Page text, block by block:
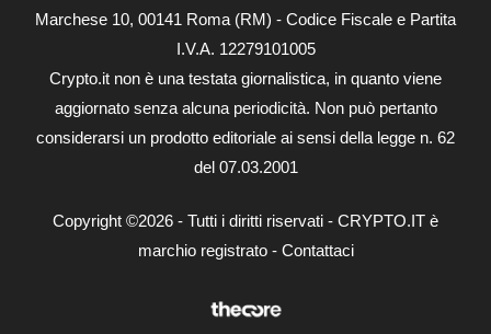
Marchese 10, 00141 Roma (RM) - Codice Fiscale e Partita
I.V.A. 12279101005
Crypto.it non è una testata giornalistica, in quanto viene
aggiornato senza alcuna periodicità. Non può pertanto
considerarsi un prodotto editoriale ai sensi della legge n. 62
del 07.03.2001
Copyright ©2026 - Tutti i diritti riservati - CRYPTO.IT è
marchio registrato - Contattaci